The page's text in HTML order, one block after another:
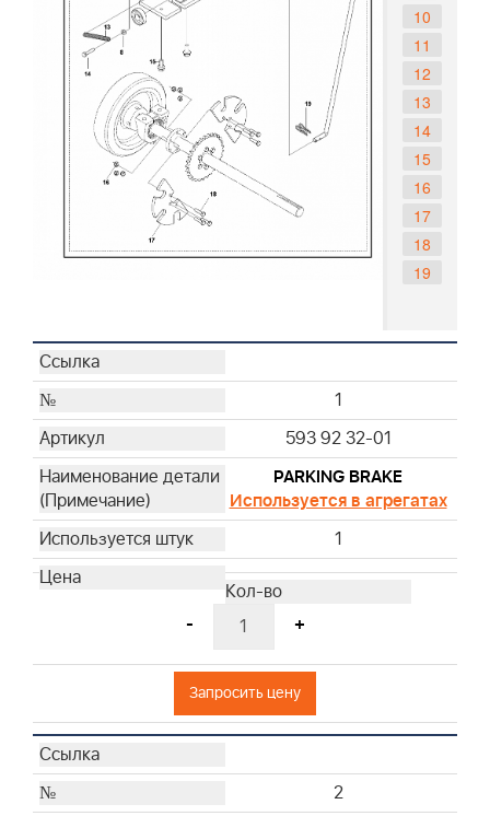
10
11
12
13
14
15
16
17
18
19
1
593 92 32-01
PARKING BRAKE
Используется в агрегатах
1
- +
Запросить цену
2